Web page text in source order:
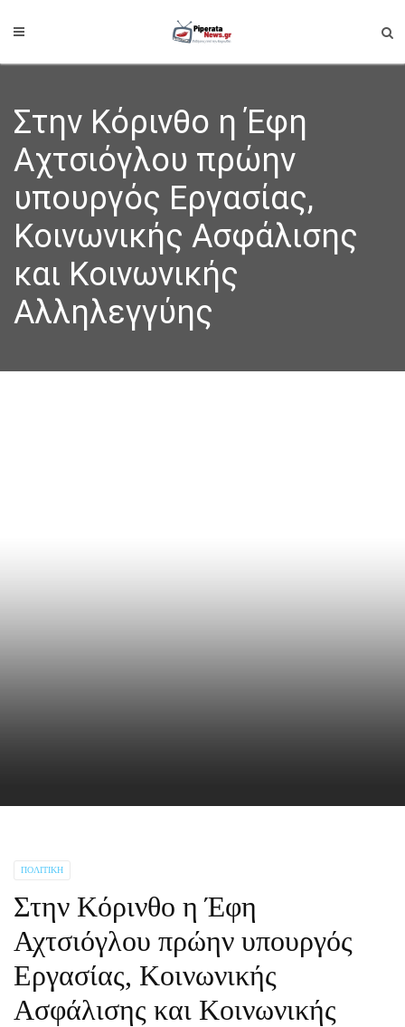
Στην Κόρινθο η Έφη
Αχτσιόγλου πρώην
υπουργός Εργασίας,
Κοινωνικής Ασφάλισης
και Κοινωνικής
Αλληλεγγύης
ΠΟΛΙΤΙΚΉ
Στην Κόρινθο η Έφη
Αχτσιόγλου πρώην υπουργός
Εργασίας, Κοινωνικής
Ασφάλισης και Κοινωνικής